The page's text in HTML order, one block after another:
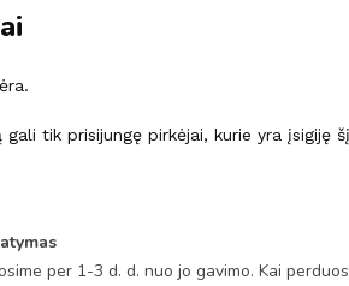
gali tik prisijungę pirkėjai, kurie yra įsigiję
per 1-3 d. d. nuo jo gavimo. Kai